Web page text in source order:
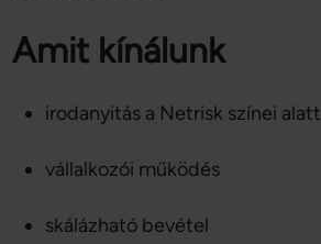
Amit kínálunk
irodanyitás a Netrisk színei alatt
vállalkozói működés
skálázható bevétel